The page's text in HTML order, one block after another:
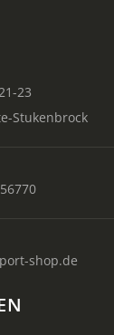
23
Stukenbrock
shop.de